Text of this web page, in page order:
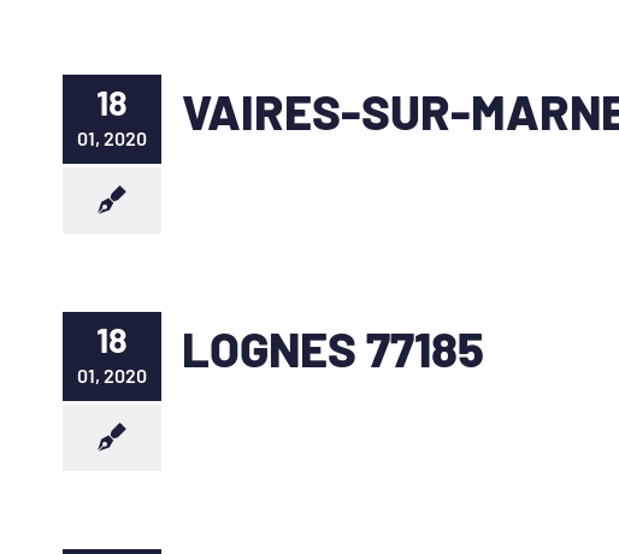
18
01, 2020 VAIRES-SUR-
18
01, 2020 LOGNES 77185